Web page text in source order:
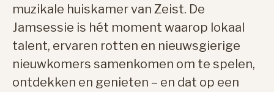
muzikale huiskamer van Zeist. De
Jamsessie is hét moment waarop lokaal
talent, ervaren rotten en nieuwsgierige
nieuwkomers samenkomen om te spelen,
ontdekken en genieten – en dat op een